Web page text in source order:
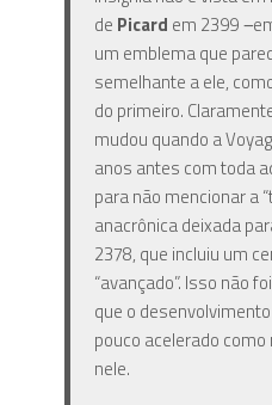
de Picard em 2399–
um emblema que
semelhante a ele,
do primeiro.
mudou quando a
anos antes com toda
para não mencionar a
anacrônica deixada
2378, que incluiu um
“avançado”. Isso não
que o
pouco acelerado
nele.